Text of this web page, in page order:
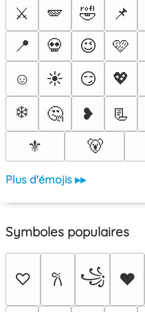
⚔️
🪽 🤣 📌
📍
💀 😉 🩷
☺️
☀️ 😏 💖
❄️
🤔 ❥ 📃
⚜️
🐻
Plus d'émojis ▸▸
Symboles populaires
♡ 𐙚 ꧁ ♥